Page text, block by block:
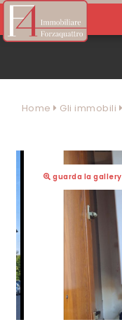
Home Gli immobili
guarda la gallery